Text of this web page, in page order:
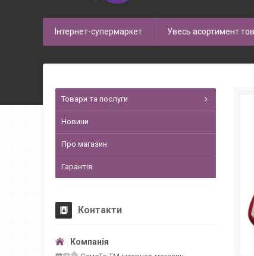
Інтернет-супермаркет Увесь асортимент
Товари та послуги
Новини
Про магазин
Гарантія
Контакти